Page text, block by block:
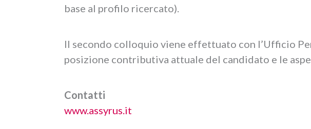
base al profilo ricercato).
Il secondo colloquio viene effettuato con l’Ufficio
posizione contributiva attuale del candidato e le
Contatti
www.assyrus.it